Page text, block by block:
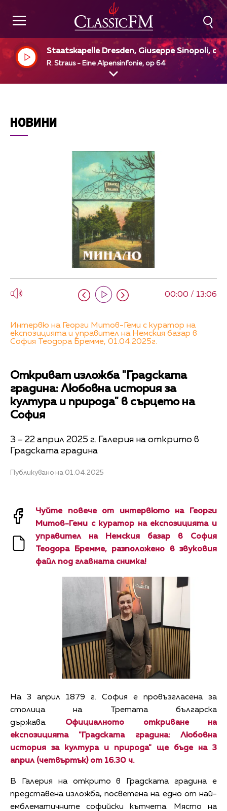
Staatskapelle Dresden, Giuseppe Sinopoli, dir
R. Straus - Eine Alpensinfonie, op 64
НОВИНИ
00:00 / 13:06
Интервю на Георги Митов-Геми с куратор на
експозицията и управител на Немския базар в
София Теодора Бремме, 01.04.2025г.
Откриват изложба "Градската
градина: Любовна история за
култура и природа" в сърцето на
София
3 – 22 април 2025 г. Галерия на открито в
Градската градина
Публикувано на 01.04.2025
Чуйте повече от интервюто на Георги
Митов-Геми с куратор на експозицията и
управител на Немския базар в София
Теодора Бремме, разположено в звуковия
файл под главната снимка!
На 3 април 1879 г. София е провъзгласена за
столица на Третата българска
държава. Официалното откриване на
експозицията "Градската градина: Любовна
история за култура и природа" ще бъде на 3
април (четвъртък) от 16.30 ч.
В Галерия на открито в Градската градина е
представена изложба, посветена на едно от най-
емблематичните софийски кътчета. Място на